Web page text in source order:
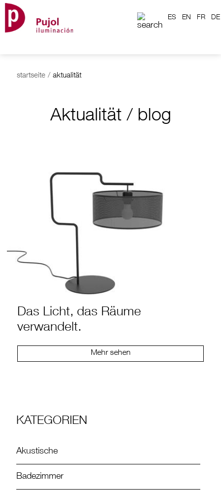
ES EN FR DE
startseite / aktualität
Aktualität / blog
Das Licht, das Räume
verwandelt.
Mehr sehen
KATEGORIEN
Akustische
Badezimmer